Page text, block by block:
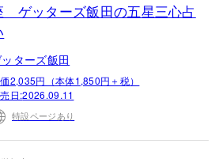
ゲッターズ飯田の五星三心占
ターズ飯田
2,035円（本体1,850円＋税）
日:2026.09.11
特設ページあり